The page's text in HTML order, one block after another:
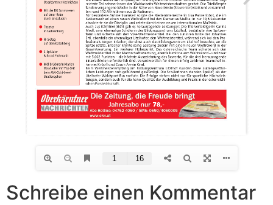
Schreibe einen Kommentar